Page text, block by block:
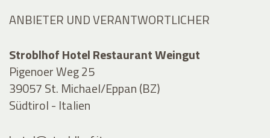
ANBIETER UND VERANTWORTLICHER
Stroblhof Hotel Restaurant Weingut
Pigenoer Weg 25
39057 St. Michael/Eppan (BZ)
Südtirol - Italien